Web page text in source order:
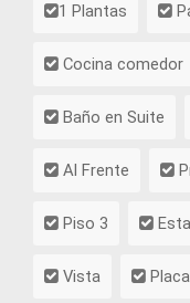
1 Plantas
Cocina comedor
Baño en Suite
Al Frente
Piso 3
Vista